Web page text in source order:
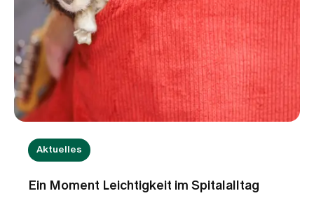
Herausforderungen einer immer komplexeren
Gesundheitsversorgung zu begegnen.
Aktuelles
Ein Moment Leichtigkeit im Spitalalltag